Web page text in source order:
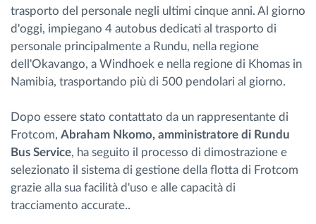
Identificazione automatica del conducente
Scopri tutte le caratteristiche
Come risolviamo tutte le attività della flotta
Scopri quanto risparmi
trasporto del personale negli ultimi cinque anni. Al giorno
d'oggi, impiegano 4 autobus dedicati al trasporto di
personale principalmente a Rundu, nella regione
dell'Okavango, a Windhoek e nella regione di Khomas in
Namibia, trasportando più di 500 pendolari al giorno.
Dopo essere stato contattato da un rappresentante di
Frotcom, Abraham Nkomo, amministratore di Rundu
Bus Service, ha seguito il processo di dimostrazione e
selezionato il sistema di gestione della flotta di Frotcom
grazie alla sua facilità d'uso e alle capacità di
tracciamento accurate..